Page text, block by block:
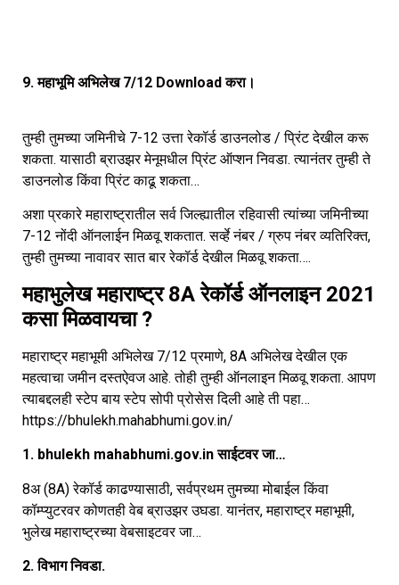
9. महाभूमि अभिलेख 7/12 Download करा।
तुम्ही तुमच्या जमिनीचे 7-12 उत्ता रेकॉर्ड डाउनलोड / प्रिंट देखील करू
शकता. यासाठी ब्राउझर मेनूमधील प्रिंट ऑप्शन निवडा. त्यानंतर तुम्ही ते
डाउनलोड किंवा प्रिंट काढू शकता…
अशा प्रकारे महाराष्ट्रातील सर्व जिल्ह्यातील रहिवासी त्यांच्या जमिनीच्या
7-12 नोंदी ऑनलाईन मिळवू शकतात. सर्व्हे नंबर / ग्रुप नंबर व्यतिरिक्त,
तुम्ही तुमच्या नावावर सात बार रेकॉर्ड देखील मिळवू शकता….
महाभुलेख महाराष्ट्र 8A रेकॉर्ड ऑनलाइन 2021
कसा मिळवायचा ?
महाराष्ट्र महाभूमी अभिलेख 7/12 प्रमाणे, 8A अभिलेख देखील एक
महत्वाचा जमीन दस्तऐवज आहे. तोही तुम्ही ऑनलाइन मिळवू शकता. आपण
त्याबद्दलही स्टेप बाय स्टेप सोपी प्रोसेस दिली आहे ती पहा…
https://bhulekh.mahabhumi.gov.in/
1. bhulekh mahabhumi.gov.in साईटवर जा…
8अ (8A) रेकॉर्ड काढण्यासाठी, सर्वप्रथम तुमच्या मोबाईल किंवा
कॉम्प्युटरवर कोणतही वेब ब्राउझर उघडा. यानंतर, महाराष्ट्र महाभूमी,
भुलेख महाराष्ट्रच्या वेबसाइटवर जा…
2. विभाग निवडा.